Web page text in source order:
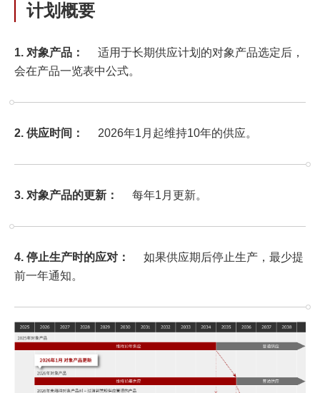
计划概要
1. 对象产品：
适用于长期供应计划的对象产品选定后，
会在产品一览表中公式。
2. 供应时间： 2026年1月起维持10年的供应。
3. 对象产品的更新： 每年1月更新。
4. 停止生产时的应对：
如果供应期后停止生产，最少提
前一年通知。